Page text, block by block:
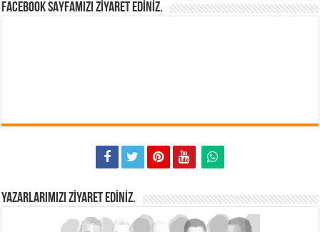
FACEBOOK SAYFAMIZI ZIYARET EDINIZ.
YAZARLARIMIZI ZIYARET EDINIZ.